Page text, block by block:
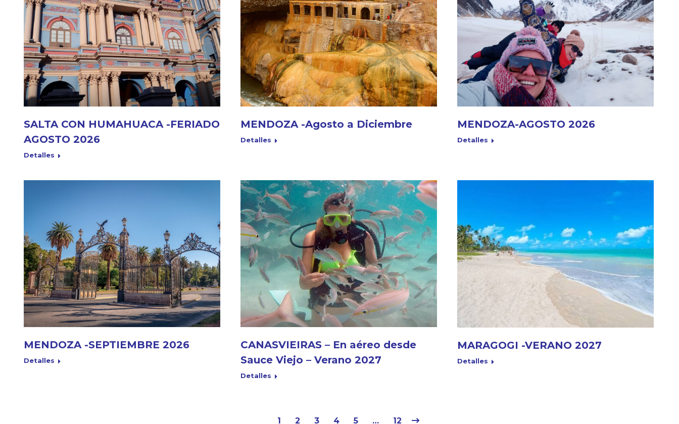
SALTA CON HUMAHUACA -FERIADO
AGOSTO 2026
Detalles
MENDOZA -Agosto a Diciembre
Detalles
MENDOZA-AGOSTO 2026
Detalles
MENDOZA -SEPTIEMBRE 2026
Detalles
CANASVIEIRAS – En aéreo desde
Sauce Viejo – Verano 2027
Detalles
MARAGOGI -VERANO 2027
Detalles
1 2 3 4 5 … 12